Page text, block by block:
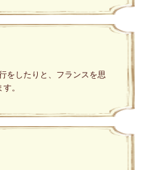
をしたりと、フランスを思
。